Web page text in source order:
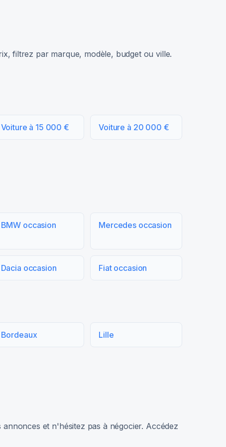
filtrez par marque, modèle, budget ou ville.
Voiture à 15 000 € Voiture à 20 000 €
BMW occasion Mercedes occasion
Dacia occasion Fiat occasion
Bordeaux Lille
et n'hésitez pas à négocier. Accédez